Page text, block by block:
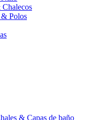
& Polos
& Capas de baño